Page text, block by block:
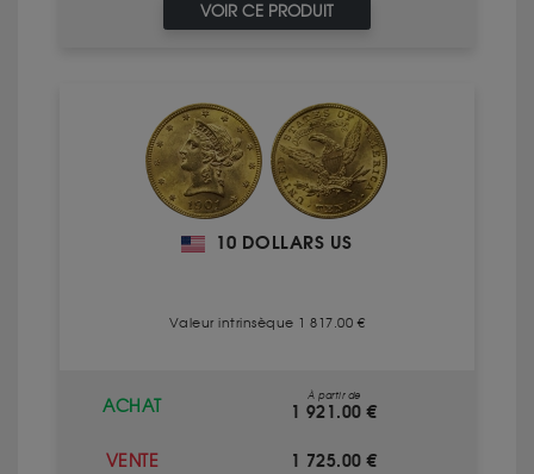
VOIR CE PRODUIT
10 DOLLARS US
Valeur intrinsèque 1 817.00 €
ACHAT
À partir de
1 921.00 €
VENTE 1 725.00 €